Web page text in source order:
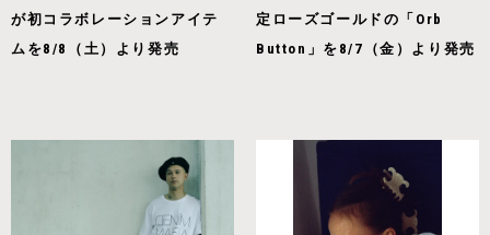
が初コラボレーションアイテ
ムを8/8（土）より発売
定ローズゴールドの「Orb
Button」を8/7（金）より発売